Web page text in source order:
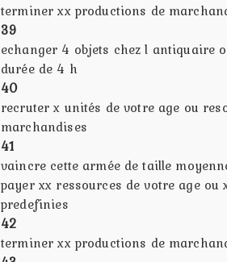
terminer xx productions de
39
echanger 4 objets chez l antiquaire
durée de 4 h
40
recruter x unités de votre age ou
marchandises
41
vaincre cette armée de taille
payer xx ressources de votre age ou
predefinies
42
terminer xx productions de